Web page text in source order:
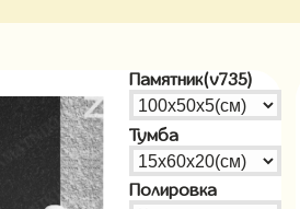
Памятник(v735)
Тумба
Полировка